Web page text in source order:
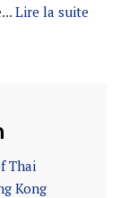
Lire la suite
Thai
Kong